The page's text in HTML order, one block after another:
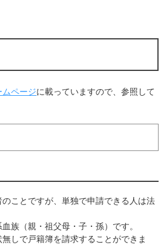
ページに載っていますので、参照して
ことですが、単独で申請できる人は法
族（親・祖父母・子・孫）です。
しで戸籍簿を請求することができま